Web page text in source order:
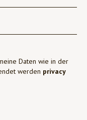
Daten wie in der
werden privacy